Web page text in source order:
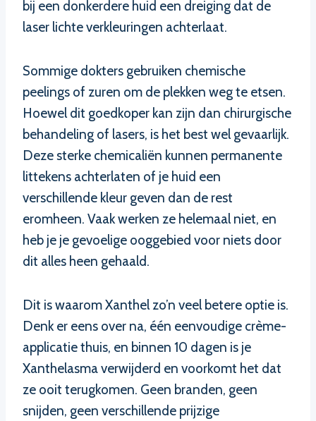
bij een donkerdere huid een dreiging dat de
laser lichte verkleuringen achterlaat.
Sommige dokters gebruiken chemische
peelings of zuren om de plekken weg te etsen.
Hoewel dit goedkoper kan zijn dan chirurgische
behandeling of lasers, is het best wel gevaarlijk.
Deze sterke chemicaliën kunnen permanente
littekens achterlaten of je huid een
verschillende kleur geven dan de rest
eromheen. Vaak werken ze helemaal niet, en
heb je je gevoelige ooggebied voor niets door
dit alles heen gehaald.
Dit is waarom Xanthel zo’n veel betere optie is.
Denk er eens over na, één eenvoudige crème-
applicatie thuis, en binnen 10 dagen is je
Xanthelasma verwijderd en voorkomt het dat
ze ooit terugkomen. Geen branden, geen
snijden, geen verschillende prijzige